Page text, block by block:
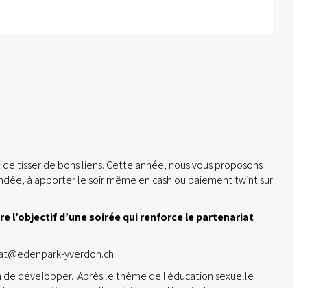
tisser de bons liens. Cette année, nous vous proposons
à apporter le soir même en cash ou paiement twint sur
l’objectif d’une soirée qui renforce le partenariat
yverdon.ch
de développer. Après le thème de l'éducation sexuelle